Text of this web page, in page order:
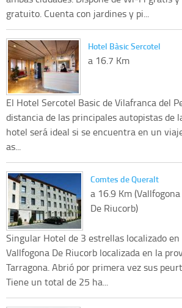
gratuito. Cuenta con jardines y pi...
Hotel Bàsic Sercotel
a 16.7 Km
El Hotel Sercotel Basic de Vilafranca del
distancia de las principales autopistas de
hotel será ideal si se encuentra en un
as...
Comtes de Queralt
a 16.9 Km (Vallfogona
De Riucorb)
Singular Hotel de 3 estrellas localizado en
Vallfogona De Riucorb localizada en la
Tarragona. Abrió por primera vez sus
Tiene un total de 25 ha...